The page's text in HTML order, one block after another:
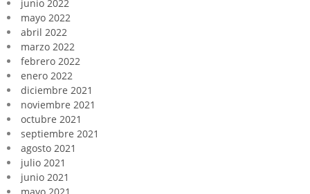
junio 2022
mayo 2022
abril 2022
marzo 2022
febrero 2022
enero 2022
diciembre 2021
noviembre 2021
octubre 2021
septiembre 2021
agosto 2021
julio 2021
junio 2021